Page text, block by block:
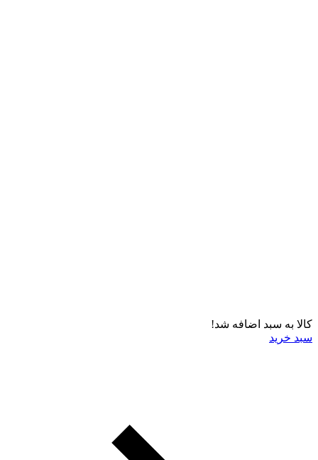
کالا به سبد اضافه شد!
سبد خرید